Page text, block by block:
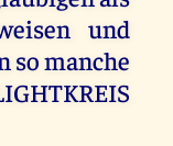
und
so manche